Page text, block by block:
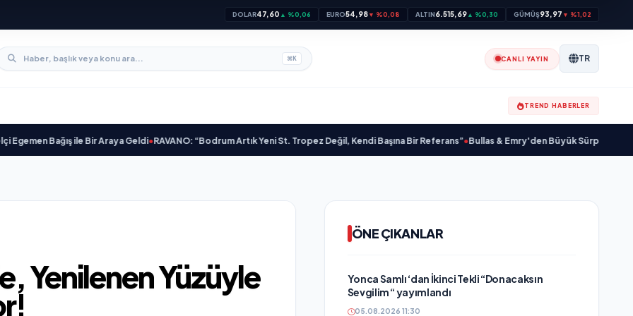
DOLAR47,60 ▲ %0,06 EURO54,98▼ %0,08 ALTIN6.515,69▲ %0,30 GÜMÜŞ93,97 ▼ %1,02
⌘K CANLI YAYIN TR
TREND HABERLER
ile Bir Araya Geldi•RAVANO: “Bodrum Artık Yeni St. Tropez Değil, Kendi Başına Bir Referans”•Bullas & Emry'den Büyük Sürpriz! "Kaç Kurtul" ile
Yenilenen Yüzüyle
ÖNE ÇIKANLAR
Yonca Samlı ‘dan İkinci Tekli “Donacaksın
Sevgilim “ yayımlandı
05.08.2026 11:30